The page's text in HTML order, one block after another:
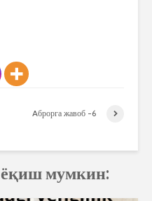
Aброрга жавоб -6
ёқиш мумкин: